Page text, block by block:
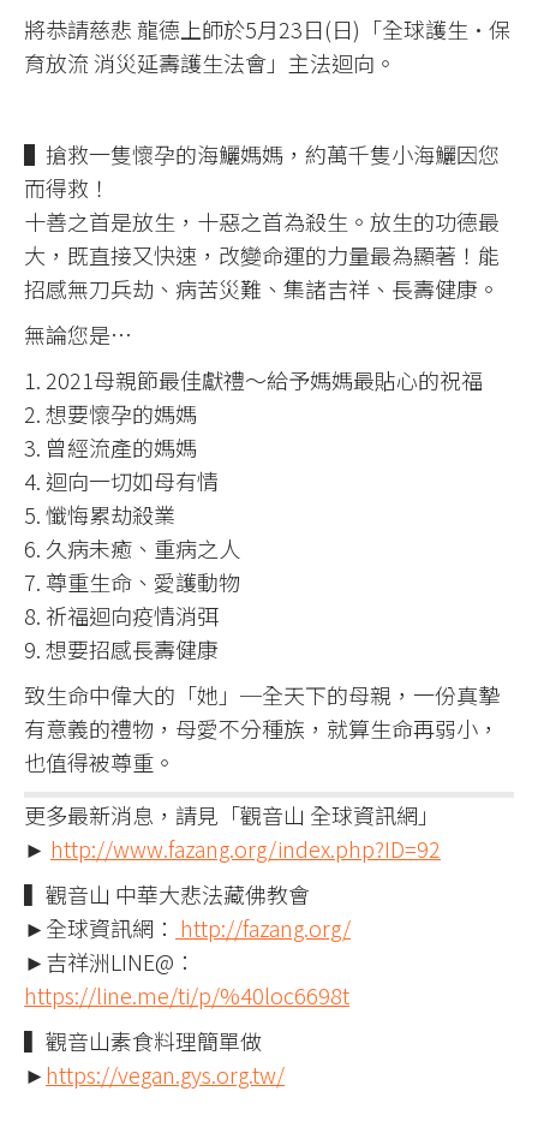
將恭請慈悲 龍德上師於5月23日(日)「全球護生•保
育放流 消災延壽護生法會」主法迴向。
▌搶救一隻懷孕的海鱺媽媽，約萬千隻小海鱺因您
而得救！
十善之首是放生，十惡之首為殺生。放生的功德最
大，既直接又快速，改變命運的力量最為顯著！能
招感無刀兵劫、病苦災難、集諸吉祥、長壽健康。
無論您是…
1. 2021母親節最佳獻禮～給予媽媽最貼心的祝福
2. 想要懷孕的媽媽
3. 曾經流產的媽媽
4. 迴向一切如母有情
5. 懺悔累劫殺業
6. 久病未癒、重病之人
7. 尊重生命、愛護動物
8. 祈福迴向疫情消弭
9. 想要招感長壽健康
致生命中偉大的「她」─全天下的母親，一份真摯
有意義的禮物，母愛不分種族，就算生命再弱小，
也值得被尊重。
更多最新消息，請見「觀音山 全球資訊網」
► http://www.fazang.org/index.php?ID=92
▍觀音山 中華大悲法藏佛教會
►全球資訊網： http://fazang.org/
►吉祥洲LINE@：
https://line.me/ti/p/%40loc6698t
▍觀音山素食料理簡單做
►https://vegan.gys.org.tw/